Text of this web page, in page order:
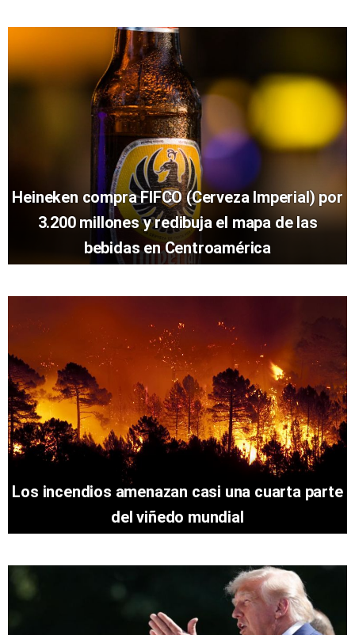
Heineken compra FIFCO (Cerveza Imperial) por
3.200 millones y redibuja el mapa de las
bebidas en Centroamérica
Los incendios amenazan casi una cuarta parte
del viñedo mundial